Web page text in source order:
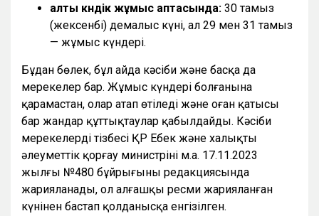
алты күндік жұмыс аптасында: 30 тамыз
(жексенбі) демалыс күні, ал 29 мен 31 тамыз
— жұмыс күндері.
Бұдан бөлек, бұл айда кәсіби және басқа да
мерекелер бар. Жұмыс күндері болғанына
қарамастан, олар атап өтіледі және оған қатысы
бар жандар құттықтаулар қабылдайды. Кәсіби
мерекелердің тізбесі ҚР Еңбек және халықты
әлеуметтік қорғау министрінің м.а. 17.11.2023
жылғы №480 бұйрығының редакциясында
жарияланады, ол алғашқы ресми жарияланған
күнінен бастап қолданысқа енгізілген.